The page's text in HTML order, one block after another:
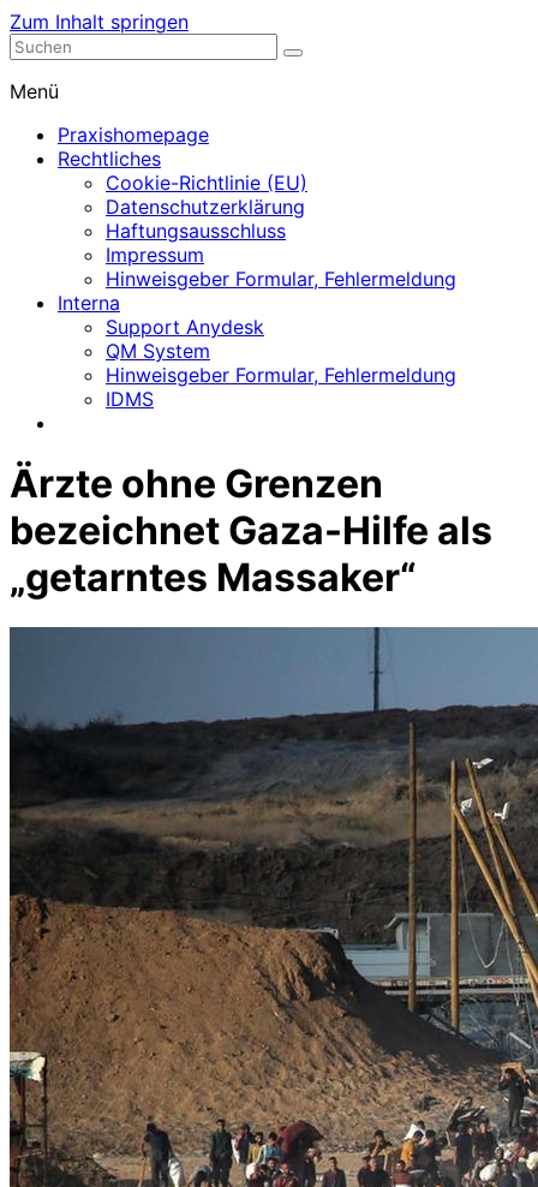
Zum Inhalt springen
Nephrologische Praxis mit Dialyse
Menü
Praxishomepage
Rechtliches
Cookie-Richtlinie (EU)
Datenschutzerklärung
Haftungsausschluss
Impressum
Hinweisgeber Formular, Fehlermeldung
Interna
Support Anydesk
QM System
Hinweisgeber Formular, Fehlermeldung
IDMS
Ärzte ohne Grenzen
bezeichnet Gaza-Hilfe als
„getarntes Massaker“